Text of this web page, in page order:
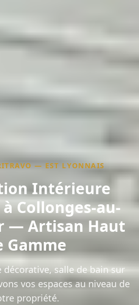
— EST LYONNAIS
Intérieure
Collonges-au-
— Artisan Haut
Gamme
salle de bain sur
vos espaces au niveau de
propriété.